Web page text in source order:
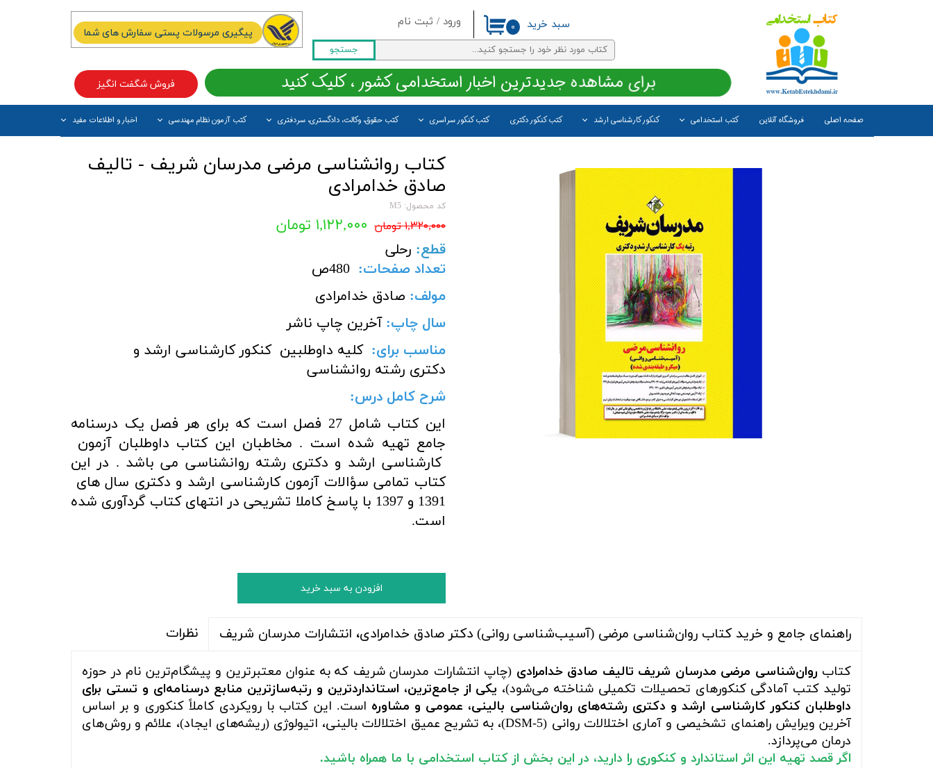
ورود / ثبت نام
حساب کاربری من
تغییر گذر واژه
سفارشات
خروج از حساب کاربری
جستجو
صفحه اصلی فروشگاه آنلاین کتب استخدامی کنکور کارشناسی ارشد کتب کنکور دکتری کتب کنکور سراسری کتب حقوق، وکالت، دادگستری، سردفتری کتب آزمون نظام مهندسی اخبار و اطلاعات مفید
۰ سبد خرید
فروش شگفت انگیز برای مشاهده جدیدترین اخبار استخدامی کشور ، کلیک کنید
پیگیری مرسولات پستی سفارش های شما
کتاب روانشناسی مرضی مدرسان شریف - تالیف
صادق خدامرادی
کد محصول: M5
۱,۳۲۰,۰۰۰ تومان ۱,۱۲۲,۰۰۰ تومان
قطع: رحلی
تعداد صفحات:
480ص
مولف: صادق خدامرادی
سال چاپ: آخرین چاپ ناشر
مناسب برای: کلیه داوطلبین کنکور کارشناسی ارشد و
دکتری رشته روانشناسی
شرح کامل درس:
این کتاب شامل 27 فصل است که برای هر فصل یک درسنامه
جامع تهیه شده است . مخاطبان این کتاب داوطلبان آزمون
کارشناسی ارشد و دکتری رشته روانشناسی می باشد . در این
کتاب تمامیسؤالات آزمون کارشناسی ارشد و دکتری سال های
1391 و 1397 با پاسخ کاملا تشریحی در انتهای کتاب گردآوری شده
است.
افزودن به سبد خرید
راهنمای جامع و خرید کتاب روان‌شناسی مرضی (آسیب‌شناسی روانی) دکتر صادق خدامرادی، انتشارات مدرسان شریف نظرات
کتاب روان‌شناسی مرضی مدرسان شریف تالیف صادق خدامرادی (چاپ انتشارات مدرسان شریف که به عنوان معتبرترین و پیشگام‌ترین نام در حوزه
تولید کتب آمادگی کنکورهای تحصیلات تکمیلی شناخته می‌شود)، یکی از جامع‌ترین، استانداردترین و رتبه‌سازترین منابع درسنامه‌ای و تستی برای
داوطلبان کنکور کارشناسی ارشد و دکتری رشته‌های روان‌شناسی بالینی، عمومی و مشاوره است. این کتاب با رویکردی کاملاً کنکوری و بر اساس
آخرین ویرایش راهنمای تشخیصی و آماری اختلالات روانی (DSM-5)، به تشریح عمیق اختلالات بالینی، اتیولوژی (ریشه‌های ایجاد)، علائم و روش‌های
درمان می‌پردازد.
اگر قصد تهیه این اثر استاندارد و کنکوری را دارید، در این بخش از کتاب استخدامی با ما همراه باشید.